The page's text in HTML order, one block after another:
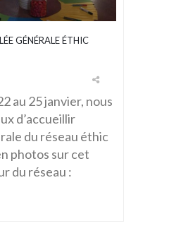
GÉNÉRALE ÉTHIC
au 25 janvier, nous
d’accueillir
du réseau éthic
photos sur cet
du réseau :